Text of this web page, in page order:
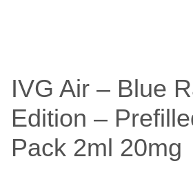
IVG Air – Blue
Edition –
Pack 2ml 20mg